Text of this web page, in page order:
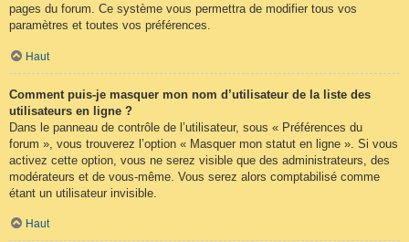
pages du forum. Ce système vous permettra de modifier tous vos
paramètres et toutes vos préférences.
Haut
Comment puis-je masquer mon nom d’utilisateur de la liste des
utilisateurs en ligne ?
Dans le panneau de contrôle de l’utilisateur, sous « Préférences du
forum », vous trouverez l’option « Masquer mon statut en ligne ». Si vous
activez cette option, vous ne serez visible que des administrateurs, des
modérateurs et de vous-même. Vous serez alors comptabilisé comme
étant un utilisateur invisible.
Haut